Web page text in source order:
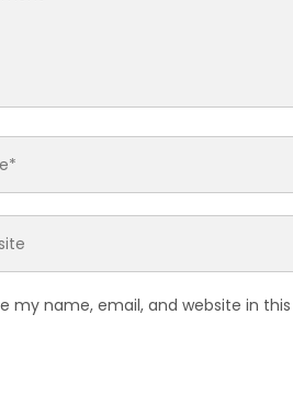
my name, email, and website in